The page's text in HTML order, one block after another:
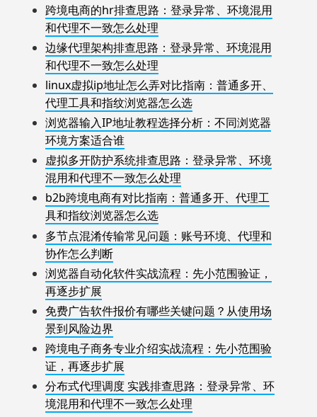
跨境电商的hr排查思路：登录异常、环境混用
和代理不一致怎么处理
边缘代理架构排查思路：登录异常、环境混用
和代理不一致怎么处理
linux虚拟ip地址怎么弄对比指南：普通多开、
代理工具和指纹浏览器怎么选
浏览器输入IP地址教程选择分析：不同浏览器
环境方案适合谁
虚拟多开防护系统排查思路：登录异常、环境
混用和代理不一致怎么处理
b2b跨境电商有对比指南：普通多开、代理工
具和指纹浏览器怎么选
多节点混淆传输常见问题：账号环境、代理和
协作怎么判断
浏览器自动化软件实战流程：先小范围验证，
再逐步扩展
免费广告软件报价有哪些关键问题？从使用场
景到风险边界
跨境电子商务专业介绍实战流程：先小范围验
证，再逐步扩展
分布式代理调度 实践排查思路：登录异常、环
境混用和代理不一致怎么处理